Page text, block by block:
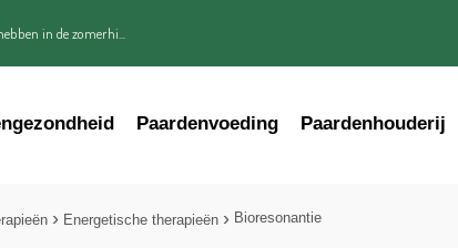
in de zomerhi...
Paardenvoeding Paardenhouderij
Energetische therapieën Bioresonantie